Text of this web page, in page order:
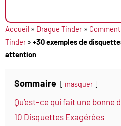
Accueil » Drague Tinder »
Tinder » +30 exemples de
attention
Sommaire masquer
Qu’est-ce qui fait une bonne
10 Disquettes Exagérées